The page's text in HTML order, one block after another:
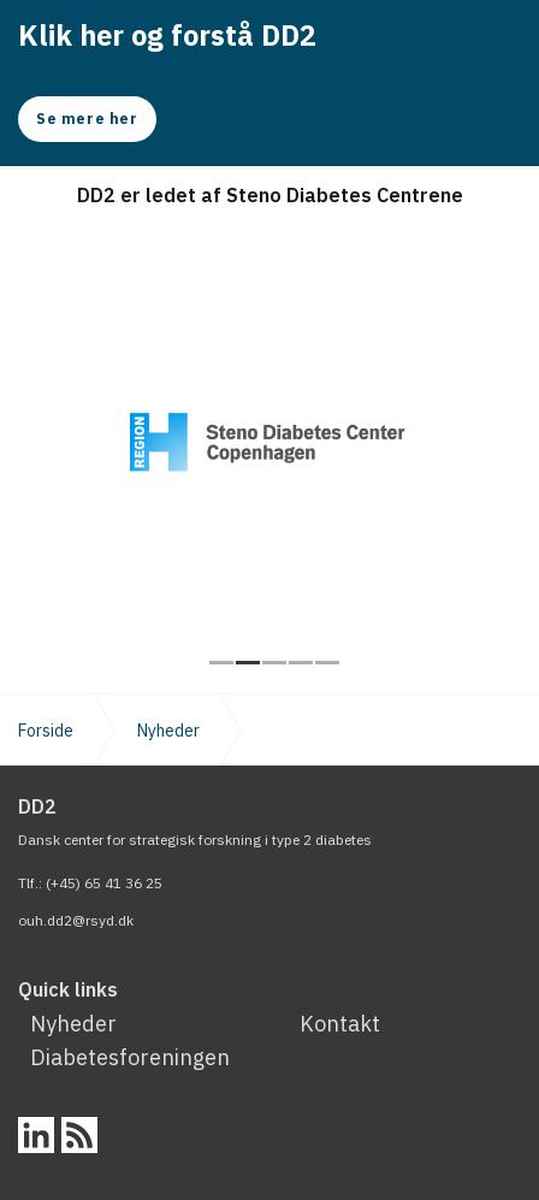
Klik her og forstå DD2
Se mere her
DD2 er ledet af Steno Diabetes Centrene
Forside Nyheder
Fyens Stiftstidende: "Skridttæller hjælper sukkersyge"
DD2
Dansk center for strategisk forskning i type 2 diabetes
Tlf.: (+45) 65 41 36 25
ouh.dd2@rsyd.dk
Quick links
Nyheder
Kontakt
Diabetesforeningen